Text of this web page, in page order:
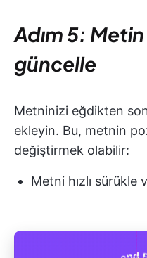
Adım 5:
güncelle
Metninizi eğdikten
ekleyin. Bu, metnin
değiştirmek olabilir:
Metni hızlı sürükle